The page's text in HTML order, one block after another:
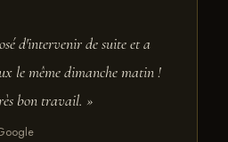
d'intervenir de suite et a
le même dimanche matin !
bon travail. »